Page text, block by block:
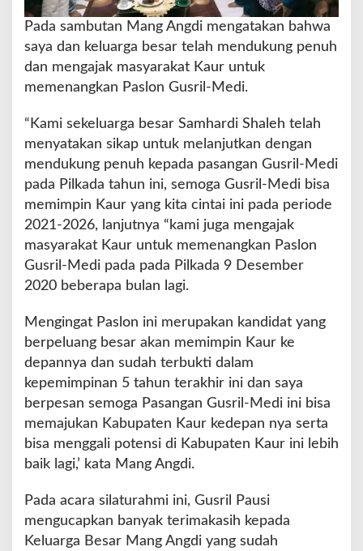
Pada sambutan Mang Angdi mengatakan bahwa
saya dan keluarga besar telah mendukung penuh
dan mengajak masyarakat Kaur untuk
memenangkan Paslon Gusril-Medi.
“Kami sekeluarga besar Samhardi Shaleh telah
menyatakan sikap untuk melanjutkan dengan
mendukung penuh kepada pasangan Gusril-Medi
pada Pilkada tahun ini, semoga Gusril-Medi bisa
memimpin Kaur yang kita cintai ini pada periode
2021-2026, lanjutnya “kami juga mengajak
masyarakat Kaur untuk memenangkan Paslon
Gusril-Medi pada pada Pilkada 9 Desember
2020 beberapa bulan lagi.
Mengingat Paslon ini merupakan kandidat yang
berpeluang besar akan memimpin Kaur ke
depannya dan sudah terbukti dalam
kepemimpinan 5 tahun terakhir ini dan saya
berpesan semoga Pasangan Gusril-Medi ini bisa
memajukan Kabupaten Kaur kedepan nya serta
bisa menggali potensi di Kabupaten Kaur ini lebih
baik lagi,’ kata Mang Angdi.
Pada acara silaturahmi ini, Gusril Pausi
mengucapkan banyak terimakasih kepada
Keluarga Besar Mang Angdi yang sudah